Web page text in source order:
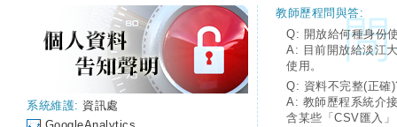
系統維護: 資訊處
教師歷程問與答:
Q: 開放給何種身份
A: 目前開放給淡江
使用。
Q: 資料不完整(正確
A: 教師歷程系統介
含某些「CSV匯入